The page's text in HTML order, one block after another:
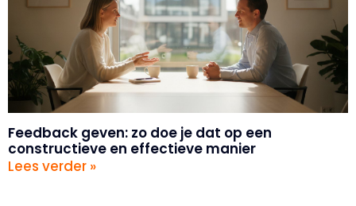
Feedback geven: zo doe je dat op een
constructieve en effectieve manier
Lees verder »